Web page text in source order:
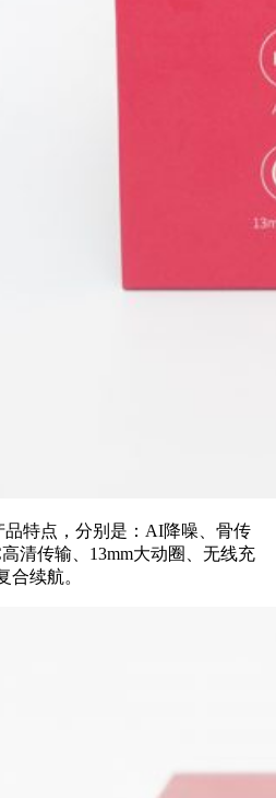
特点，分别是：AI降噪、骨传
清传输、13mm大动圈、无线充
合续航。